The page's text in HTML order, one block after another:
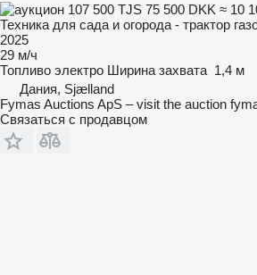
107 500 TJS 75 500 DKK ≈ 10
Техника для сада и огорода - трактор
2025
29 м/ч
Топливо электро Ширина захвата 1,4 м
Дания, Sjælland
Fymas Auctions ApS – visit the auction
Связаться с продавцом